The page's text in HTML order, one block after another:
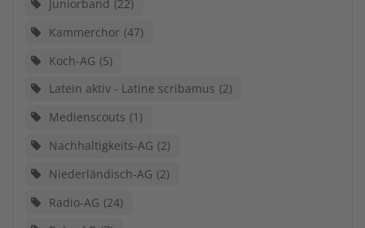
Juniorband
22
Kammerchor 47
Koch-AG 5
Latein aktiv - Latine scribamus 2
Medienscouts 1
Nachhaltigkeits-AG 2
Niederländisch-AG 2
Radio-AG 24